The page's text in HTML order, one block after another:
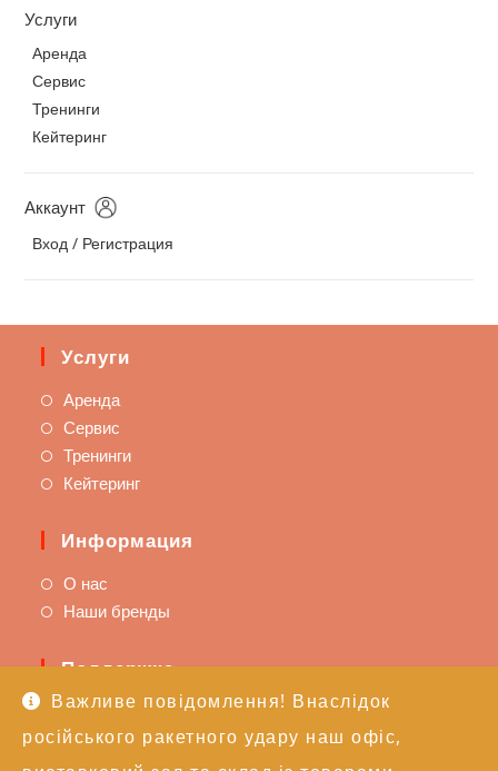
Важливе повідомлення! Внаслідок
російського ракетного удару наш офіс,
Услуги
Аренда
Сервис
Тренинги
Кейтеринг
Аккаунт
Вход / Регистрация
Услуги
Аренда
Сервис
Тренинги
Кейтеринг
Информация
О нас
Наши бренды
Поддержка
Доставка и оплата
Политика возврата